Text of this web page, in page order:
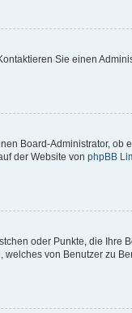
Sie einen
Board-Administrator, ob
der Website von phpBB
oder Punkte, die Ihre
von Benutzer zu